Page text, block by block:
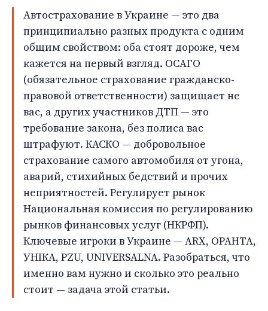
Автострахование в Украине — это два
принципиально разных продукта с одним
общим свойством: оба стоят дороже, чем
кажется на первый взгляд. ОСАГО
(обязательное страхование гражданско-
правовой ответственности) защищает не
вас, а других участников ДТП — это
требование закона, без полиса вас
штрафуют. КАСКО — добровольное
страхование самого автомобиля от угона,
аварий, стихийных бедствий и прочих
неприятностей. Регулирует рынок
Национальная комиссия по регулированию
рынков финансовых услуг (НКРФП).
Ключевые игроки в Украине — ARX, ОРАНТА,
УНІКА, PZU, UNIVERSALNA. Разобраться, что
именно вам нужно и сколько это реально
стоит — задача этой статьи.